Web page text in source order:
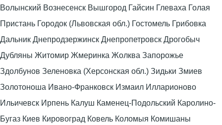
Волынский Вознесенск Вышгород Гайсин Глеваха Голая
Пристань Городок (Львовская обл.) Гостомель Грибовка
Дальник Днепродзержинск Днепропетровск Дрогобыч
Дубляны Житомир Жмеринка Жолква Запорожье
Здолбунов Зеленовка (Херсонская обл.) Зидьки Змиев
Золотоноша Ивано-Франковск Измаил Илларионово
Ильичевск Ирпень Калуш Каменец-Подольский Каролино-
Бугаз Киев Кировоград Ковель Коломыя Комишаны